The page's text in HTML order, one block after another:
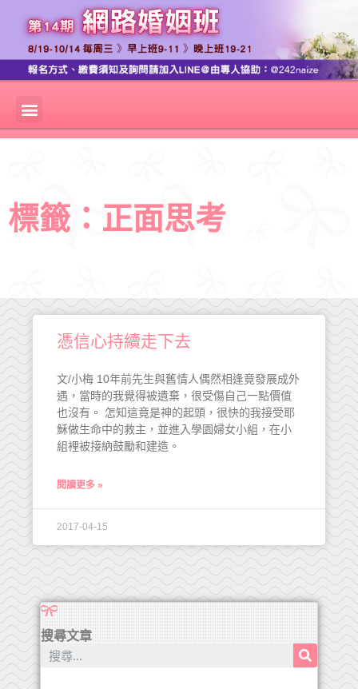
標籤：正面思考
憑信心持續走下去
文/小梅 10年前先生與舊情人偶然相逢竟發展成外
遇，當時的我覺得被遺棄，很受傷自己一點價值
也沒有。 怎知這竟是神的起頭，很快的我接受耶
穌做生命中的救主，並進入學園婦女小組，在小
組裡被接納鼓勵和建造。
閱讀更多 »
2017-04-15
搜尋文章